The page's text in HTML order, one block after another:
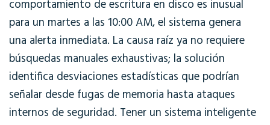
comportamiento de escritura en disco es inusual
para un martes a las 10:00 AM, el sistema genera
una alerta inmediata. La causa raíz ya no requiere
búsquedas manuales exhaustivas; la solución
identifica desviaciones estadísticas que podrían
señalar desde fugas de memoria hasta ataques
internos de seguridad. Tener un sistema inteligente